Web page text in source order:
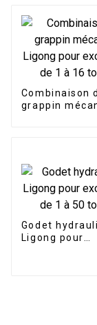
Combinaison
grappin
Godet
Ligong pour